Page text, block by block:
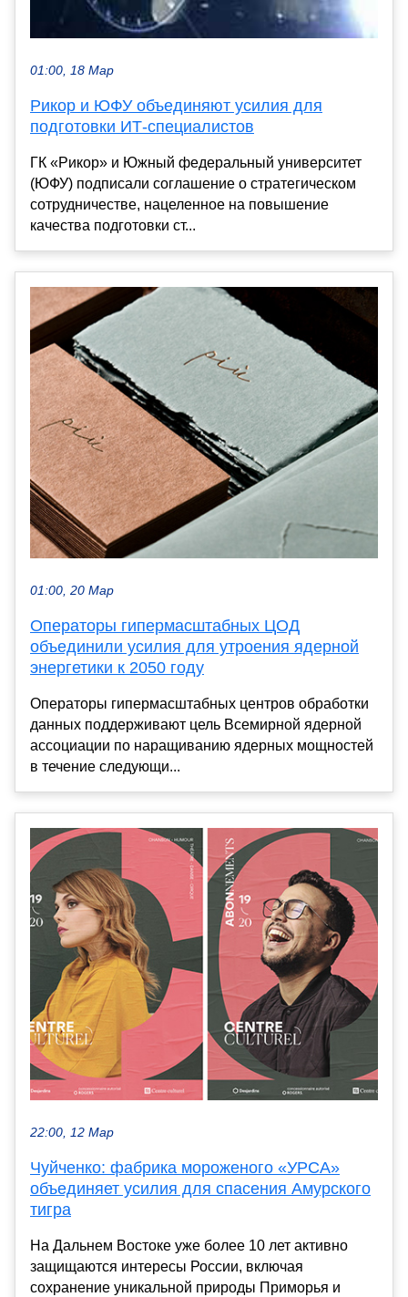
01:00, 18 Мар
Рикор и ЮФУ объединяют усилия для
подготовки ИТ-специалистов
ГК «Рикор» и Южный федеральный университет
(ЮФУ) подписали соглашение о стратегическом
сотрудничестве, нацеленное на повышение
качества подготовки ст...
01:00, 20 Мар
Операторы гипермасштабных ЦОД
объединили усилия для утроения ядерной
энергетики к 2050 году
Операторы гипермасштабных центров обработки
данных поддерживают цель Всемирной ядерной
ассоциации по наращиванию ядерных мощностей
в течение следующи...
22:00, 12 Мар
Чуйченко: фабрика мороженого «УРСА»
объединяет усилия для спасения Амурского
тигра
На Дальнем Востоке уже более 10 лет активно
защищаются интересы России, включая
сохранение уникальной природы Приморья и